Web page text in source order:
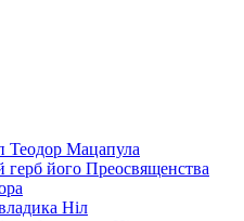
Теодор Мацапула
герб його Преосвященства
Ніл